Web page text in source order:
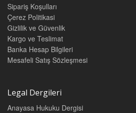
Sipariş Koşulları
Çerez Politikasi
Gizlilik ve Güvenlik
Kargo ve Teslimat
Banka Hesap Bilgileri
Mesafeli Satış Sözleşmesi
Legal Dergileri
Anayasa Hukuku Dergisi